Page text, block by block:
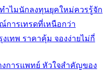
ทำไมนักลงทุนยุคใหม่ควรรู้จัก
การเทรดที่เหนือกว่า
เทพ ราคาคุ้ม จองง่ายไม่กี่
การแพทย์ หัวใจสำคัญของ